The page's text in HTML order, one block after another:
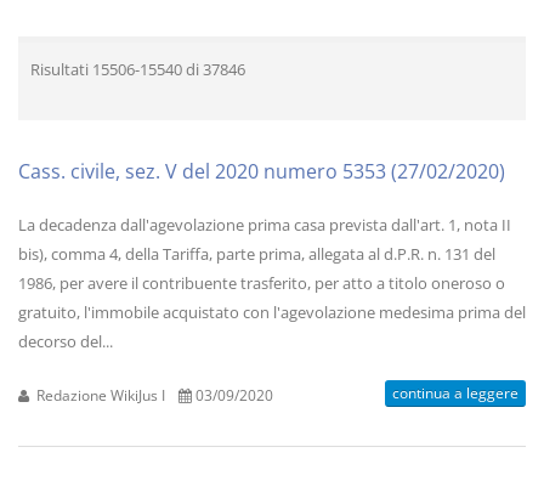
Risultati 15506-15540di 37846
Cass. civile, sez. V del 2020 numero 5353 (27/02/2020)
La decadenza dall'agevolazione prima casa prevista dall'art. 1, nota II
bis), comma 4, della Tariffa, parte prima, allegata al d.P.R. n. 131 del
1986, per avere il contribuente trasferito, per atto a titolo oneroso o
gratuito, l'immobile acquistato con l'agevolazione medesima prima del
decorso del...
Redazione WikiJus I 03/09/2020 continua a leggere